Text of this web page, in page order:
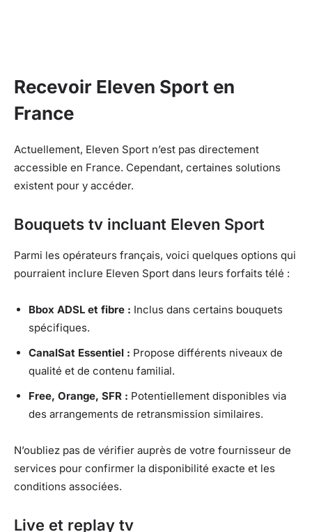
Recevoir Eleven Sport en
France
Actuellement, Eleven Sport n’est pas directement
accessible en France. Cependant, certaines solutions
existent pour y accéder.
Bouquets tv incluant Eleven Sport
Parmi les opérateurs français, voici quelques options qui
pourraient inclure Eleven Sport dans leurs forfaits télé :
Bbox ADSL et fibre : Inclus dans certains bouquets
spécifiques.
CanalSat Essentiel : Propose différents niveaux de
qualité et de contenu familial.
Free, Orange, SFR : Potentiellement disponibles via
des arrangements de retransmission similaires.
N’oubliez pas de vérifier auprès de votre fournisseur de
services pour confirmer la disponibilité exacte et les
conditions associées.
Live et replay tv